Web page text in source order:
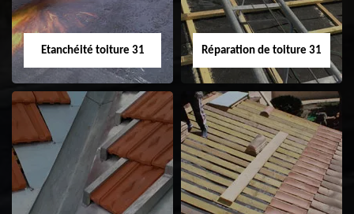
Etanchéité toiture 31
Etanchéité toiture
31
Réparation de toiture 31
Réparation de
toiture 31